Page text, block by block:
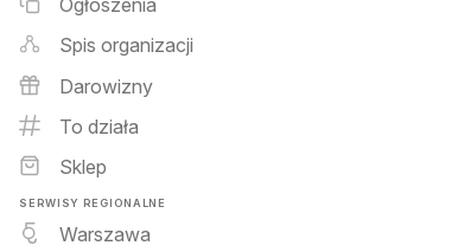
Spis organizacji
Darowizny
To działa
Sklep
SERWISY REGIONALNE
Warszawa